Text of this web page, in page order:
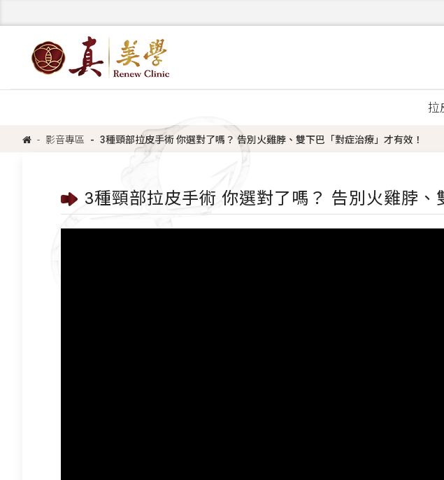
拉
影音專區 3種頸部拉皮手術 你選對了嗎？ 告別火雞脖、雙下巴「對症治療」才有效！
3種頸部拉皮手術 你選對了嗎？ 告別火雞脖、